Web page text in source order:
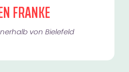
FRANKE
von Bielefeld​